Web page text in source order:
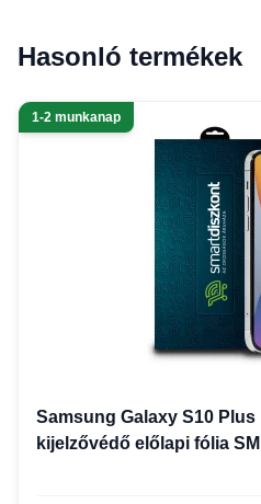
Hasonló termékek
1-2 munkanap
Samsung Galaxy S10
kijelzővédő előlapi fólia